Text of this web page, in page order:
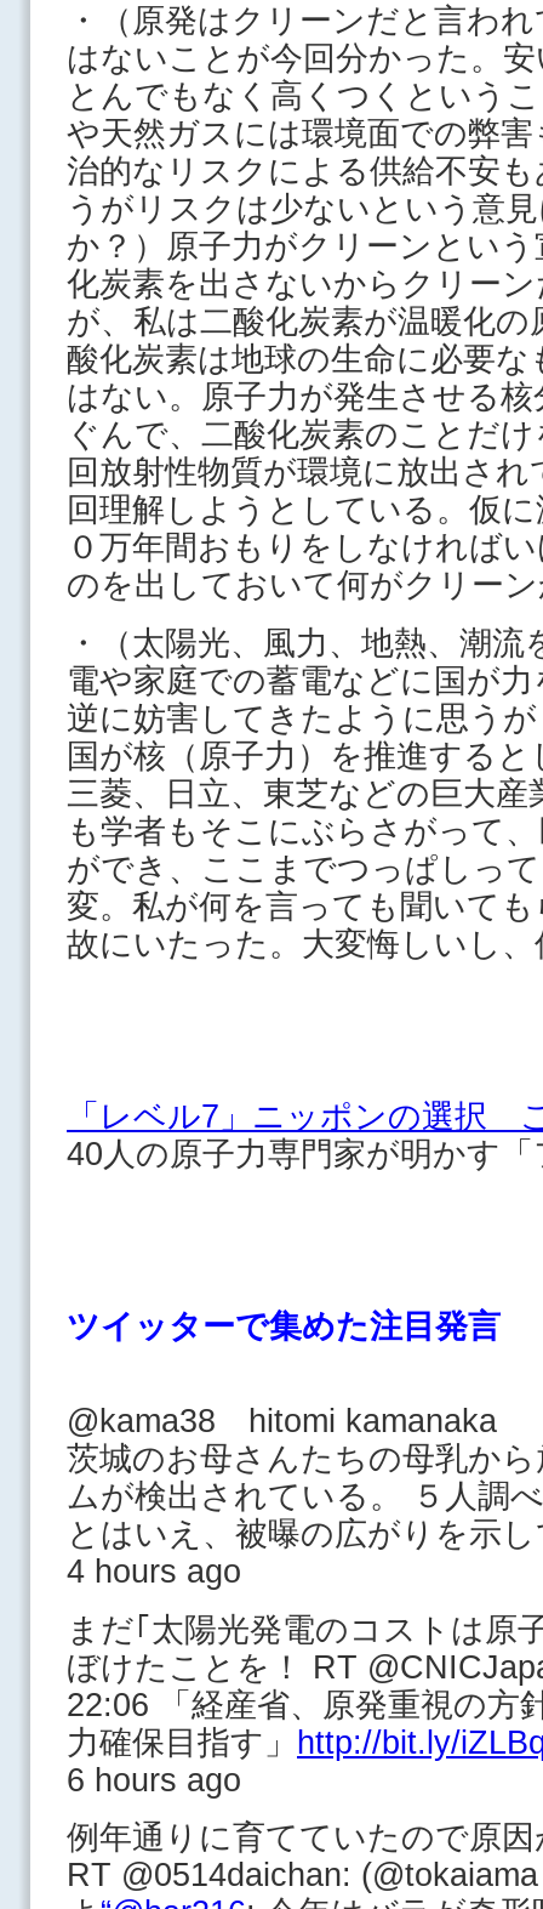
・（原発はクリーンだと言わ
はないことが今回分かった。
とんでもなく高くつくという
や天然ガスには環境面での弊
治的なリスクによる供給不安
うがリスクは少ないという意
か？）原子力がクリーンとい
化炭素を出さないからクリー
が、私は二酸化炭素が温暖化
酸化炭素は地球の生命に必要
はない。原子力が発生させる
ぐんで、二酸化炭素のことだ
回放射性物質が環境に放出さ
回理解しようとしている。仮
０万年間おもりをしなければ
のを出しておいて何がクリー
・（太陽光、風力、地熱、潮
電や家庭での蓄電などに国が
逆に妨害してきたように思う
国が核（原子力）を推進する
三菱、日立、東芝などの巨大
も学者もそこにぶらさがって
ができ、ここまでつっぱしっ
変。私が何を言っても聞いて
故にいたった。大変悔しいし
「レベル7」ニッポンの選択
40人の原子力専門家が明かす
ツイッターで集めた注目発言
@kama38 hitomi kamanaka
茨城のお母さんたちの母乳か
ムが検出されている。 ５人調
とはいえ、被曝の広がりを示
4 hours ago
まだ｢太陽光発電のコストは原
ぼけたことを！ RT
22:06 「経産省、原発重視の
力確保目指す」 http://bit.ly/
6 hours ago
例年通りに育てていたので原
RT @0514daichan: